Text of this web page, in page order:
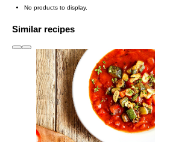
No products to display.
Similar recipes
1 to 3of 6